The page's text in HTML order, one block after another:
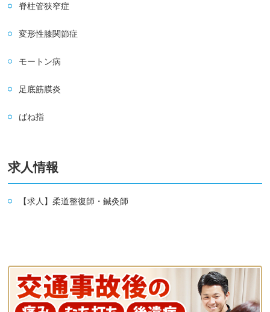
脊柱管狭窄症
変形性膝関節症
モートン病
足底筋膜炎
ばね指
求人情報
【求人】柔道整復師・鍼灸師